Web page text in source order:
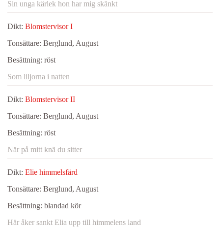
Sin unga kärlek hon har mig skänkt
Dikt: Blomstervisor I
Tonsättare: Berglund, August
Besättning: röst
Som liljorna i natten
Dikt: Blomstervisor II
Tonsättare: Berglund, August
Besättning: röst
När på mitt knä du sitter
Dikt: Elie himmelsfärd
Tonsättare: Berglund, August
Besättning: blandad kör
Här åker sankt Elia upp till himmelens land